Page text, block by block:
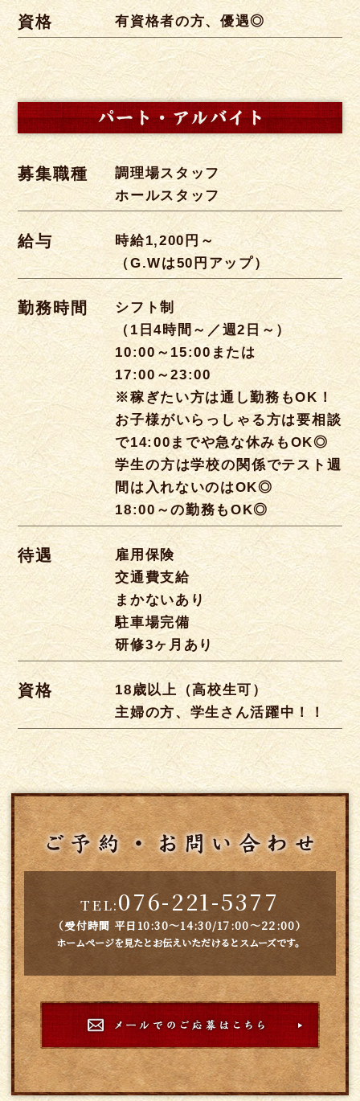
資格 有資格者の方、優遇◎
募集職種
調理場スタッフ
ホールスタッフ
給与
時給1,200円～
（G.Wは50円アップ）
勤務時間
シフト制
（1日4時間～／週2日～）
10:00～15:00または
17:00～23:00
※稼ぎたい方は通し勤務もOK！
お子様がいらっしゃる方は要相談
で14:00までや急な休みもOK◎
学生の方は学校の関係でテスト週
間は入れないのはOK◎
18:00～の勤務もOK◎
待遇
雇用保険
交通費支給
まかないあり
駐車場完備
研修3ヶ月あり
資格
18歳以上（高校生可）
主婦の方、学生さん活躍中！！
TEL:076-221-5377
（受付時間 平日10:30～14:30/17:00～22:00）
ホームページを見たとお伝えいただけるとスムーズです。